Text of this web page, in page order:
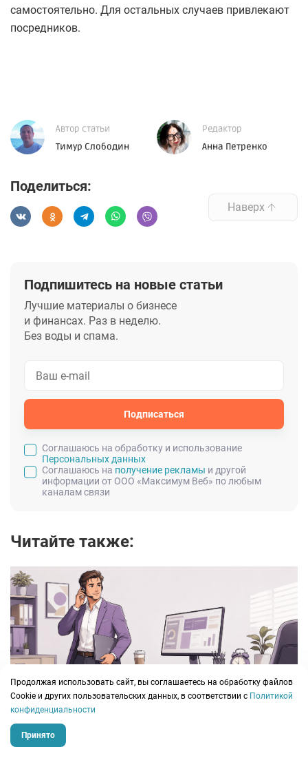
самостоятельно. Для остальных случаев привлекают
посредников.
Автор статьи
Тимур Слободин
Редактор
Анна Петренко
Поделиться:
Наверх
Подпишитесь на новые статьи
Лучшие материалы о бизнесе
и финансах. Раз в неделю.
Без воды и спама.
Подписаться
Cоглашаюсь на обработку и использование
Персональных данных
Соглашаюсь на получение рекламы и другой
информации от ООО «Максимум Веб» по любым
каналам связи
Читайте также:
Работа с самозанятыми в 2026 году: как бизнесу
снизить риски
Продолжая использовать сайт, вы соглашаетесь на обработку файлов
Сookie и других пользовательских данных, в соответствии с Политикой
конфиденциальности
Принято